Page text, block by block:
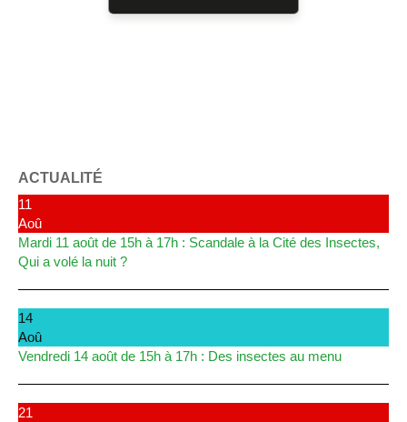
ACTUALITÉ
11
Aoû
Mardi 11 août de 15h à 17h : Scandale à la Cité des Insectes,
Qui a volé la nuit ?
14
Aoû
Vendredi 14 août de 15h à 17h : Des insectes au menu
21